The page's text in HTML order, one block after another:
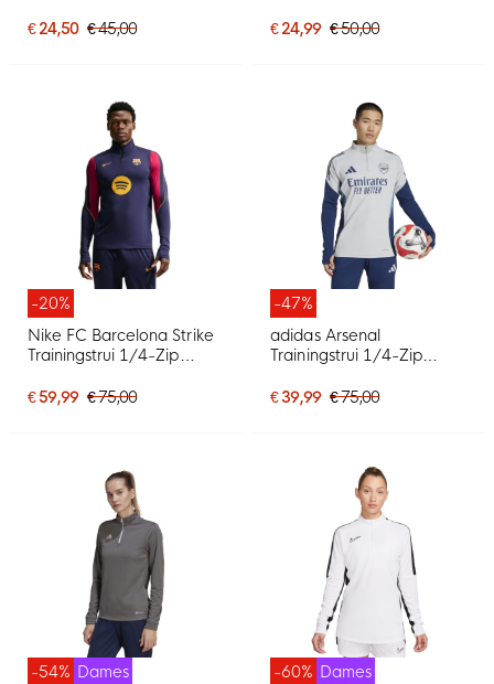
Blauw Wit
€ 24,50 € 45,00
€ 24,99 € 50,00
-20%
Nike FC Barcelona Strike
Trainingstrui 1/4-Zip
Rood Geel
€ 59,99 € 75,00
-47%
adidas Arsenal
Trainingstrui 1/4-Zip
Donkerblauw Blauw
€ 39,99 € 75,00
-54% Dames
-60% Dames